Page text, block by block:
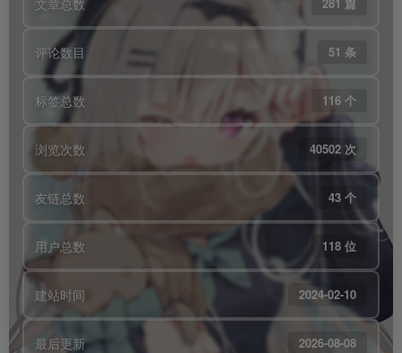
评论数目 51 条
标签总数 116 个
浏览次数 40502 次
友链总数 43 个
用户总数 118 位
建站时间 2024-02-10
最后更新 2026-08-08